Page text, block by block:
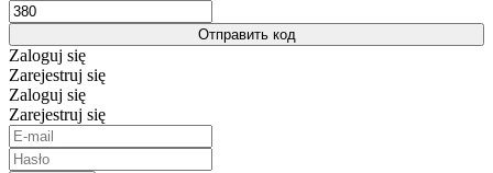
Отправить код
Zaloguj się
Zarejestruj się
Zaloguj się
Zarejestruj się